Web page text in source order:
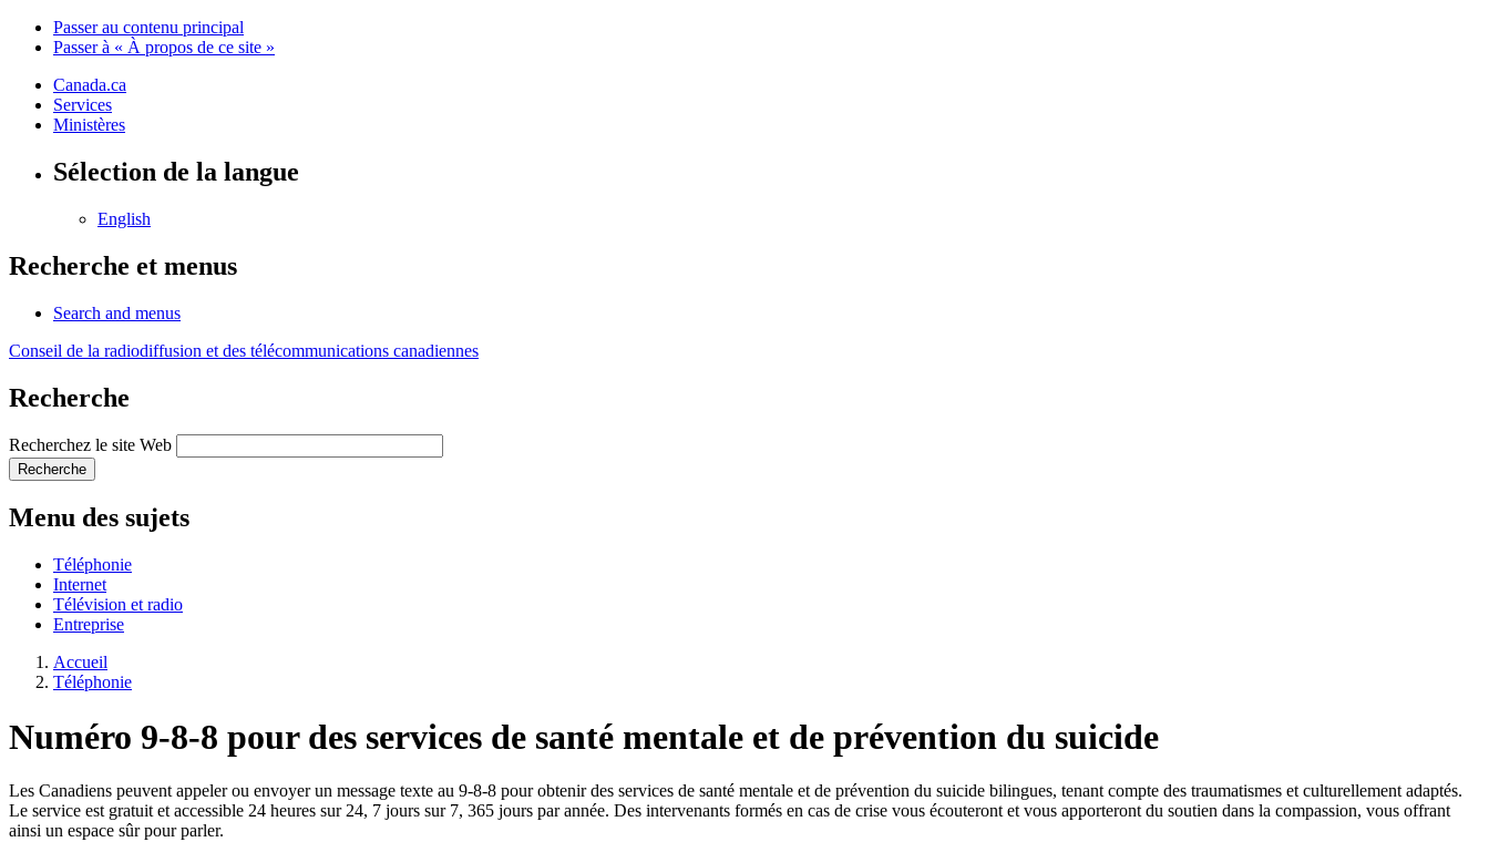
Passer au contenu principal
Passer à « À propos de ce site »
Canada.ca
Services
Ministères
Sélection de la langue
English
Recherche et menus
Search and menus
Conseil de la radiodiffusion et des télécommunications canadiennes
Recherche
Recherchez le site Web
Recherche
Menu des sujets
Téléphonie
Internet
Télévision et radio
Entreprise
Accueil
Téléphonie
Numéro 9-8-8 pour des services de santé mentale et de prévention du suicide
Les Canadiens peuvent appeler ou envoyer un message texte au 9-8-8 pour obtenir des services de santé mentale et de prévention du suicide bilingues, tenant compte des traumatismes et culturellement adaptés.
Le service est gratuit et accessible 24 heures sur 24, 7 jours sur 7, 365 jours par année. Des intervenants formés en cas de crise vous écouteront et vous apporteront du soutien dans la compassion, vous offrant
ainsi un espace sûr pour parler.